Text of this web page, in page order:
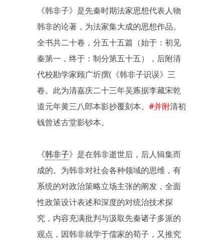
《韩非子》是先秦时期法家思想代表人物
韩非的论著，为法家集大成的思想作品。
全书共二十卷，分五十五篇（始于：初见
秦第一，终于：制分第五十五），后附清
代校勘学家顾广圻撰(《韩非子识误》三
卷。此为清嘉庆二十三年吴鼒据李藏宋乾
道元年黄三八郎本影抄覆刻本。 #并附清初
钱曾述古堂影钞本。
《韩非子》是在韩非逝世后，后人辑集而
成的。为韩非对社会各种领域的思维，有
系统的对政治策略立场主张的阐发，全面
性政策设计表述和深度的对统治技术探
究，内容充满批判与汲取先秦诸子多派的
观点，因韩非就学于儒家的荀子，又推究